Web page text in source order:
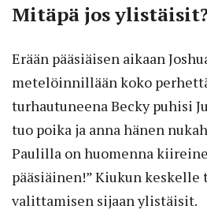
Mitäpä jos
Erään pääsiäisen aikaan
metelöinnillään koko
turhautuneena Becky puhisi
tuo poika ja anna hänen
Paulilla on huomenna
pääsiäinen!” Kiukun keskelle
valittamisen sijaan ylistäisit.